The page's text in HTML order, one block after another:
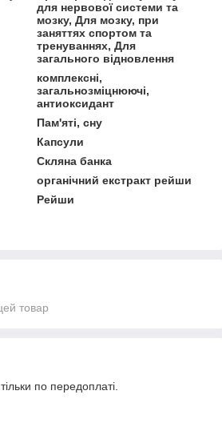
для нервової системи та
мозку, Для мозку, при
заняттях спортом та
тренуваннях, Для
загального відновлення
комплексні,
загальнозміцнюючі,
антиоксидант
Пам'яті, сну
Капсули
Скляна банка
органічний екстракт рейши
Рейши
товар
по передоплаті.